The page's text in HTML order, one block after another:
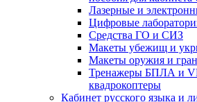
Лазерные и
Цифровые
Средства ГО и СИЗ
Макеты убежищ и
Макеты оружия и
Тренажеры БПЛА и
квадрокоптеры
Кабинет русского языка и